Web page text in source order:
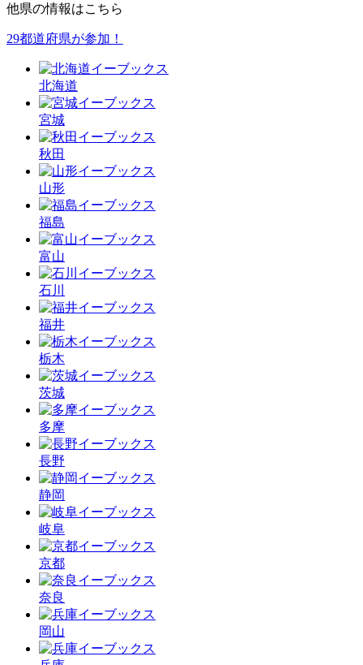
他県の情報はこちら
29都道府県が参加！
北海道
宮城
秋田
山形
福島
富山
石川
福井
栃木
茨城
多摩
長野
静岡
岐阜
京都
奈良
岡山